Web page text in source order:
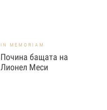
IN MEMORIAM
Почина бащата на
Лионел Меси